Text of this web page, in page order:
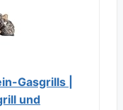
Gasgrills |
und